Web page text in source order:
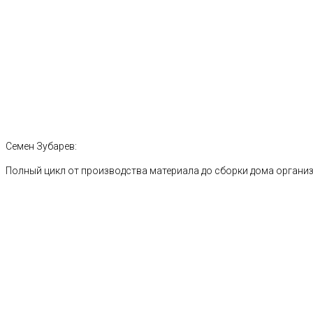
Семен Зубарев:
Полный цикл от производства материала до сборки дома